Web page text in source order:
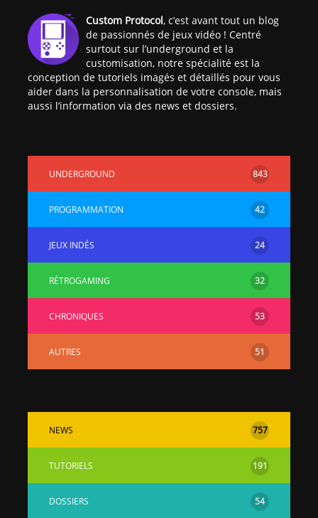
Custom Protocol, c’est avant tout un blog
de passionnés de jeux vidéo ! Centré
surtout sur l’underground et la
customisation, notre spécialité est la
conception de tutoriels imagés et détaillés pour vous
aider dans la personnalisation de votre console, mais
aussi l’information via des news et dossiers.
UNDERGROUND 843
PROGRAMMATION 42
JEUX INDÉS 24
RÉTROGAMING 32
CHRONIQUES 53
AUTRES 51
NEWS 757
TUTORIELS 191
DOSSIERS 54
[PS4] Le point sur le
fameux jailbreak pour
6.72 / 7.02
[Vita] La team CBPS
dévoile dans une
vidéo une flopée de
[PSP]
Custom
de retour !